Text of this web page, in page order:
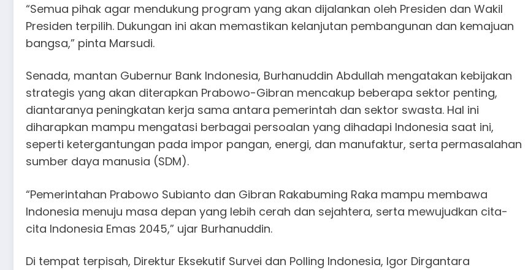
“Semua pihak agar mendukung program yang akan dijalankan oleh Presiden dan Wakil
Presiden terpilih. Dukungan ini akan memastikan kelanjutan pembangunan dan kemajuan
bangsa,” pinta Marsudi.
Senada, mantan Gubernur Bank Indonesia, Burhanuddin Abdullah mengatakan kebijakan
strategis yang akan diterapkan Prabowo-Gibran mencakup beberapa sektor penting,
diantaranya peningkatan kerja sama antara pemerintah dan sektor swasta. Hal ini
diharapkan mampu mengatasi berbagai persoalan yang dihadapi Indonesia saat ini,
seperti ketergantungan pada impor pangan, energi, dan manufaktur, serta permasalahan
sumber daya manusia (SDM).
“Pemerintahan Prabowo Subianto dan Gibran Rakabuming Raka mampu membawa
Indonesia menuju masa depan yang lebih cerah dan sejahtera, serta mewujudkan cita-
cita Indonesia Emas 2045,” ujar Burhanuddin.
Di tempat terpisah, Direktur Eksekutif Survei dan Polling Indonesia, Igor Dirgantara